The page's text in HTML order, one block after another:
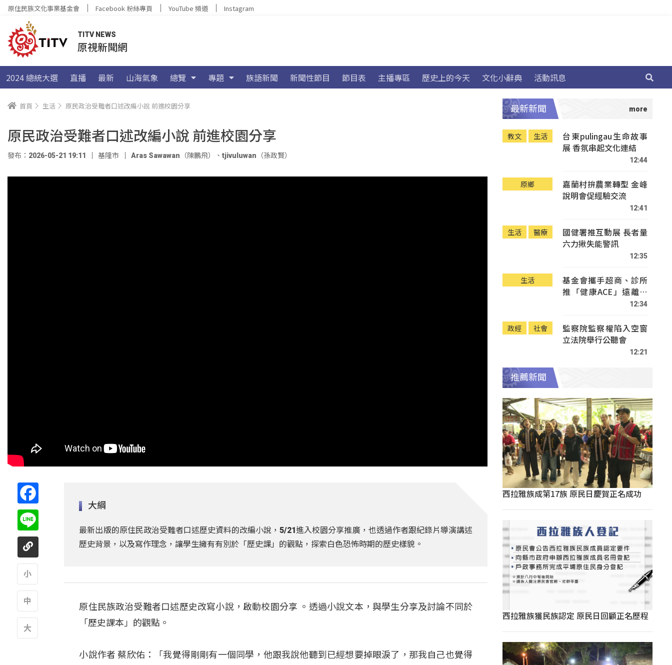
原住民族文化事業基金會 Facebook 粉絲專頁 YouTube 頻道 Instagram
TITV NEWS
原視新聞網
2024 總統大選 直播 最新 山海氣象 總覽 專題 族語新聞 新聞性節目 節目表 主播專區 歷史上的今天 文化小辭典 活動訊息
首頁 生活 原民政治受難者口述改編小說 前進校園分享
原民政治受難者口述改編小說 前進校園分享
發布：2026-05-21 19:11 基隆市 Aras Sawawan（陳鵬飛） 、 tjivuluwan（孫政賢）
大綱
最新出版的原住民政治受難者口述歷史資料的改編小說，5/21進入校園分享推廣，也透過作者跟紀錄片導演講述
歷史背景，以及寫作理念，讓學生擁有有別於「歷史課」的觀點，探索白色恐怖時期的歷史樣貌。
原住民族政治受難者口述歷史改寫小說，啟動校園分享 。透過小說文本，與學生分享及討論不同於
「歷史課本」的觀點。
小說作者 蔡欣佑：「我覺得剛剛有一個同學，他跟我說他聽到已經想要掉眼淚了，那我自己也覺得
最新新聞
教文 生活
台東pulingau生命故事
展 香氛串起文化連結
12:44
原鄉
嘉蘭村拚農業轉型 金峰
說明會促經驗交流
12:41
生活 醫療
國健署推互動展 長者量
六力揪失能警訊
12:35
生活
基金會攜手超商、診所
推「健康ACE」遠離疾
12:34
政經 社會
監察院監察權陷入空窗
立法院舉行公聽會
12:21
推薦新聞
西拉雅族成第17族 原民日慶賀正名成功
西拉雅族獲民族認定 原民日回顧正名歷程